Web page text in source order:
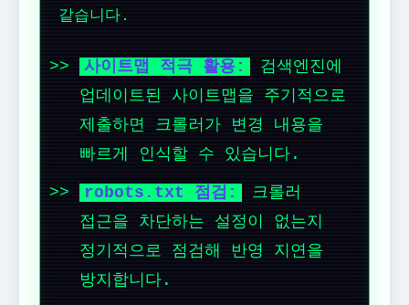
같습니다.
사이트맵 적극 활용:
검색엔진에
업데이트된 사이트맵을 주기적으로
제출하면 크롤러가 변경 내용을
빠르게 인식할 수 있습니다.
robots.txt 점검:
크롤러
접근을 차단하는 설정이 없는지
정기적으로 점검해 반영 지연을
방지합니다.